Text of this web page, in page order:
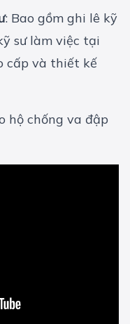
: Bao gồm ghi lê kỹ
sư làm việc tại
cấp và thiết kế